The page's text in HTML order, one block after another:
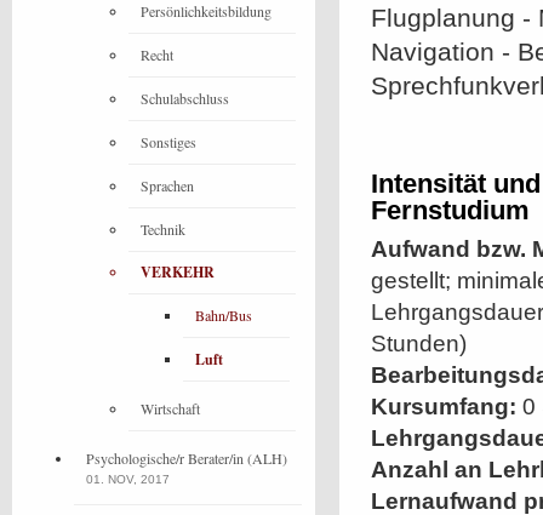
Flugplanung -
Navigation -
Intensität
Fernstudium
Aufwand bzw.
gestellt;
Stunden)
Kursumfang: 0
Anzahl an
Lernaufwand
Persönlichkeitsbildung
Recht
Schulabschluss
Sonstiges
Sprachen
Technik
VERKEHR
Bahn/Bus
Luft
Wirtschaft
Psychologische/r Berater/in (ALH)
01. NOV, 2017